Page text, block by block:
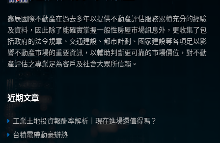
鑫辰國際不動產在過去多年以提供不動產評估服務累積充分的經驗
及資料，因此除了能確實掌握一般性房屋市場訊息外，更收集了包
括政府的法令規章、交通建設、都市計劃、國家建設等各項足以影
響不動產市場的重要資訊，以輔助判斷更可靠的市場價位，對不動
產評估之專業足為客戶及社會大眾所信賴。
近期文章
工業土地投資報酬率解析｜現在進場還值得嗎？
台積電帶動豪辦熱